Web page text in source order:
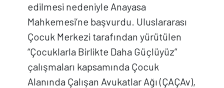
edilmesi nedeniyle Anayasa
Mahkemesi’ne başvurdu. Uluslararası
Çocuk Merkezi tarafından yürütülen
“Çocuklarla Birlikte Daha Güçlüyüz”
çalışmaları kapsamında Çocuk
Alanında Çalışan Avukatlar Ağı (ÇAÇAv),